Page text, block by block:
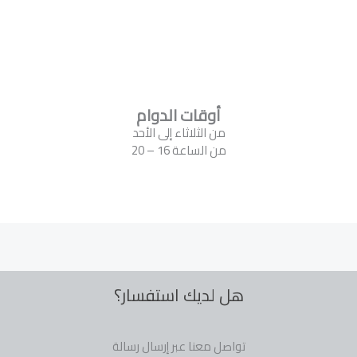
أوقات الدوام
من الثلاثاء إلى الأحد
من الساعة 16 – 20
هل لديك استفسار؟
تواصل معنا عبر إرسال رسالة